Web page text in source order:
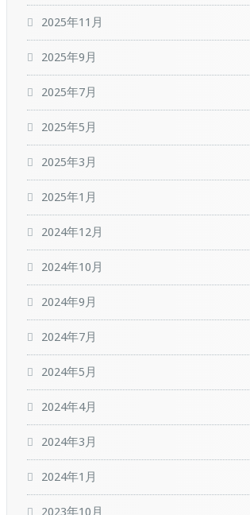
2025年11月
2025年9月
2025年7月
2025年5月
2025年3月
2025年1月
2024年12月
2024年10月
2024年9月
2024年7月
2024年5月
2024年4月
2024年3月
2024年1月
2023年10月